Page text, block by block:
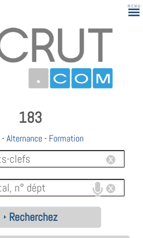
183
-Alternance - Formation
Recherchez